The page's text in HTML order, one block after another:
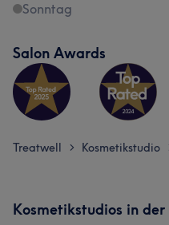
Sonntag
Salon Awards
Treatwell > Kosmetikstudio
Kosmetikstudios in